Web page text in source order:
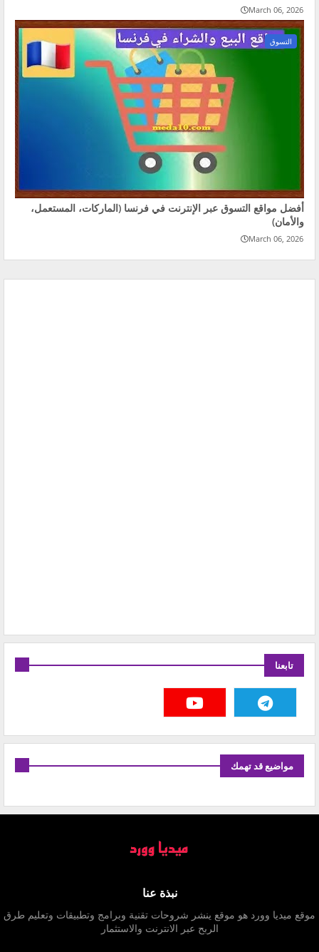
March 06, 2026
التسوق
أفضل مواقع التسوق عبر الإنترنت في فرنسا (الماركات، المستعمل،
والأمان)
March 06, 2026
تابعنا
مواضيع قد تهمك
نبذة عنا
موقع ميديا وورد هو موقع ينشر شروحات تقنية وبرامج وتطبيقات وتعليم طرق
الربح عبر الانترنت والاستثمار